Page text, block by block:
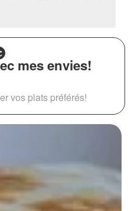
mes envies!
vos plats préférés!